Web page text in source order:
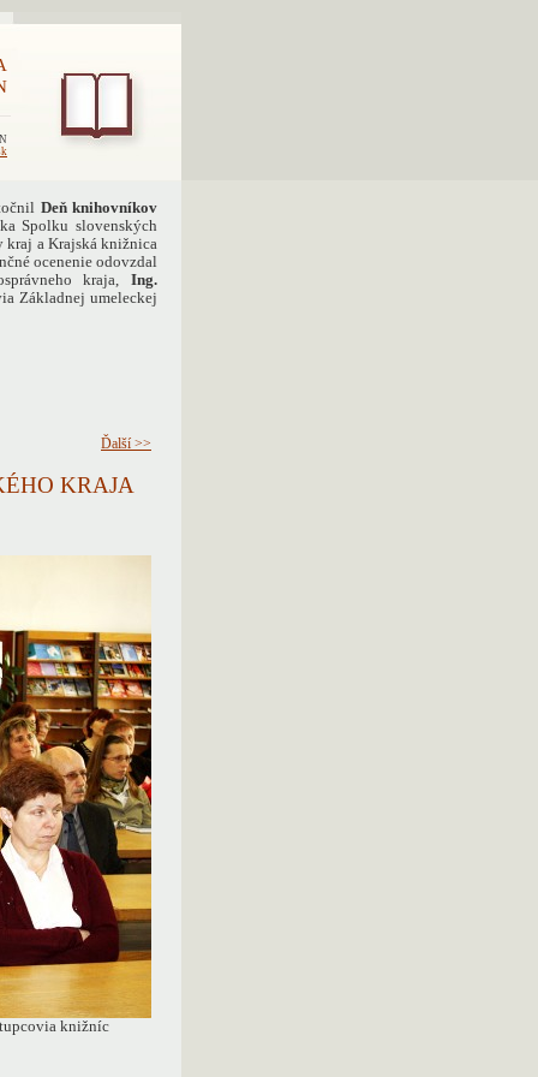
Deň knihovníkov
Spolku slovenských
kraj a Krajská knižnica
ocenenie odovzdal
kraja, Ing.
Základnej umeleckej
Ďalší >>
KRAJA
knižníc